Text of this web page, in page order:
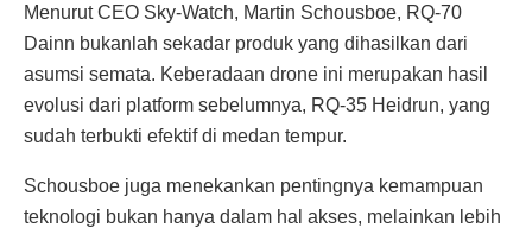
Menurut CEO Sky-Watch, Martin Schousboe, RQ-70
Dainn bukanlah sekadar produk yang dihasilkan dari
asumsi semata. Keberadaan drone ini merupakan hasil
evolusi dari platform sebelumnya, RQ-35 Heidrun, yang
sudah terbukti efektif di medan tempur.
Schousboe juga menekankan pentingnya kemampuan
teknologi bukan hanya dalam hal akses, melainkan lebih